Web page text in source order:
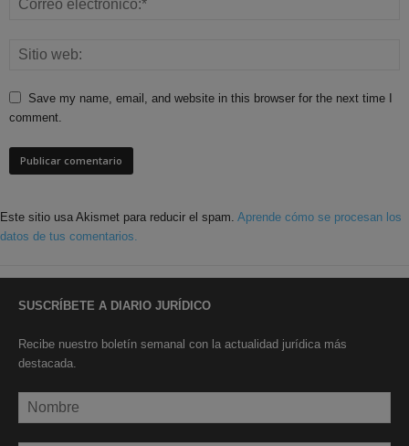
Save my name, email, and website in this browser for the next time I
comment.
Este sitio usa Akismet para reducir el spam. Aprende cómo se procesan los
datos de tus comentarios.
SUSCRÍBETE A DIARIO JURÍDICO
Recibe nuestro boletín semanal con la actualidad jurídica más
destacada.